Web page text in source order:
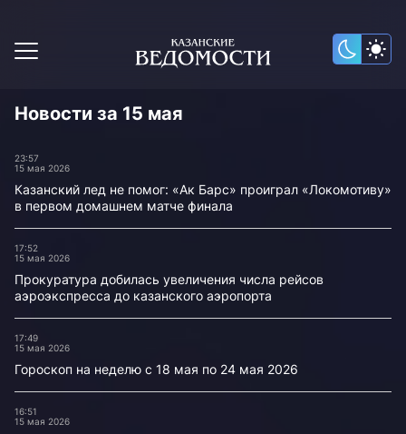
Новости за 15 мая
23:57
15 мая 2026
Казанский лед не помог: «Ак Барс» проиграл «Локомотиву»
в первом домашнем матче финала
17:52
15 мая 2026
Прокуратура добилась увеличения числа рейсов
аэроэкспресса до казанского аэропорта
17:49
15 мая 2026
Гороскоп на неделю с 18 мая по 24 мая 2026
16:51
15 мая 2026